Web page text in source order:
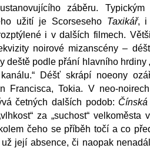
záběru. Typickým
užití je Scorseseho Taxikář, i
i v dalších filmech.
noirové mizanscény –
deště podle přání hlavního hrdiny
Déšť skrápí noeony
Francisca, Tokia. V neo-
četných dalších podob:
za „suchost“ velkoměsta
čeho se příběh točí a co
její absence, či naopak